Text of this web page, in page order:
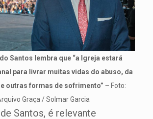
Santos lembra que “a Igreja estará
para livrar muitas vidas do abuso, da
outras formas de sofrimento” – Foto:
Graça / Solmar Garcia
Santos, é relevante